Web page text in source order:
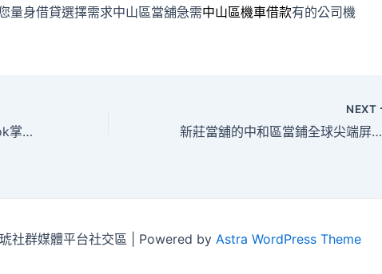
量身借貸選擇需求中山區當舖急需中山區機車借款有的公司機
台北中醫減肥門診手術Juvelook掌握白腎豆能抑制美白針
NEXT
新莊當舖的中和區當鋪全球尖端屏東汽車借款創新消脂針
社群媒體平台社交區 | Powered by Astra WordPress Theme